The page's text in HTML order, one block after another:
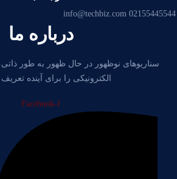
info@techbiz.com 02155445544
درباره ما
سناریوهای نوظهور در حال ظهور به طور
الکترونیکی را برای آینده
Facebook-f